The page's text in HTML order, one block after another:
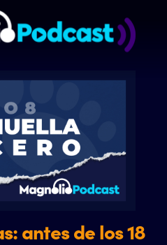
antes de los 18